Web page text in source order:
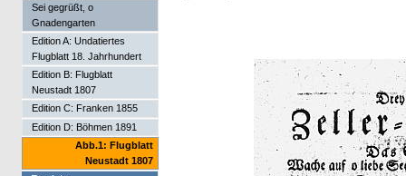
Sei gegrüßt, o
Gnadengarten
Edition A: Undatiertes
Flugblatt 18. Jahrhundert
Edition B: Flugblatt
Neustadt 1807
Edition C: Franken 1855
Edition D: Böhmen 1891
Abb.1: Flugblatt
Neustadt 1807